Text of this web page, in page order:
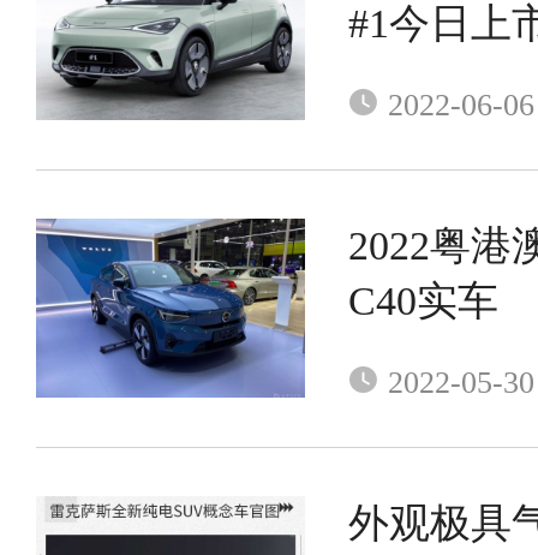
#1今日上
补贴后预
2022-06-06
2022粤港
C40实车
2022-05-30
外观极具